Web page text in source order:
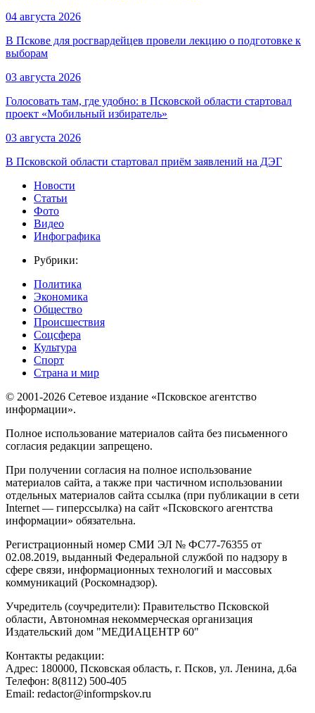
04 августа 2026
В Пскове для росгвардейцев провели лекцию о подготовке к
выборам
03 августа 2026
Голосовать там, где удобно: в Псковской области стартовал
проект «Мобильный избиратель»
03 августа 2026
В Псковской области стартовал приём заявлений на ДЭГ
Новости
Статьи
Фото
Видео
Инфографика
Рубрики:
Политика
Экономика
Общество
Происшествия
Соцсфера
Культура
Спорт
Страна и мир
© 2001-2026 Сетевое издание «Псковское агентство
информации».
Полное использование материалов сайта без письменного
согласия редакции запрещено.
При получении согласия на полное использование
материалов сайта, а также при частичном использовании
отдельных материалов сайта ссылка (при публикации в сети
Internet — гиперссылка) на сайт «Псковского агентства
информации» обязательна.
Регистрационный номер СМИ ЭЛ № ФС77-76355 от
02.08.2019, выданный Федеральной службой по надзору в
сфере связи, информационных технологий и массовых
коммуникаций (Роскомнадзор).
Учредитель (соучредители): Правительство Псковской
области, Автономная некоммерческая организация
Издательский дом "МЕДИАЦЕНТР 60"
Контакты редакции:
Адреc: 180000, Псковская область, г. Псков, ул. Ленина, д.6а
Телефон: 8(8112) 500-405
Email: redactor@informpskov.ru